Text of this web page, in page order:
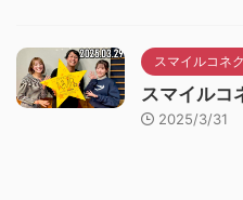
スマイルコネ
スマイル
2025/3/31